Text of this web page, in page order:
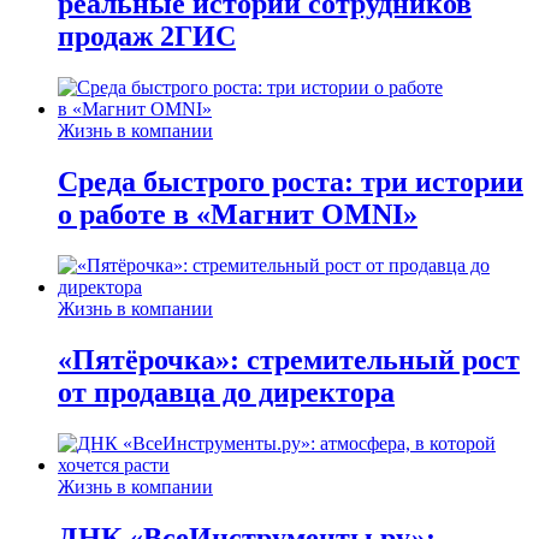
продаж 2ГИС
Жизнь в компании
Среда быстрого роста: три истории
о работе в «Магнит OMNI»
Жизнь в компании
«Пятёрочка»: стремительный рост
от продавца до директора
Жизнь в компании